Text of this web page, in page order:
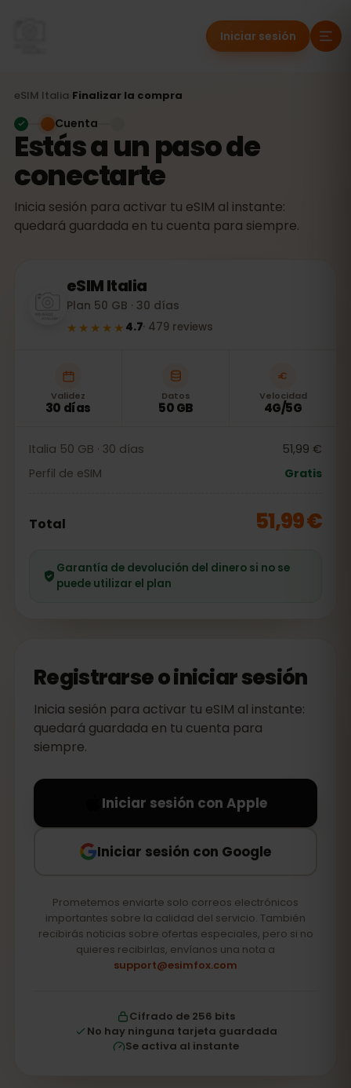
Iniciar sesión
eSIM Italia Finalizar la compra
Estás a un paso de
conectarte
Inicia sesión para activar tu eSIM al instante:
quedará guardada en tu cuenta para siempre.
Cuenta
eSIMItalia
Plan 50 GB · 30 días
★★★★★ 4.7· 479 reviews
Validez
30 días
Datos
50 GB
Velocidad
4G/5G
Italia 50 GB · 30 días
51,99 €
Perfil de eSIM
Gratis
Total 51,99 €
Garantía de devolución del dinero si no se
puede utilizar el plan
Registrarse o iniciar sesión
Inicia sesión para activar tu eSIM al instante:
quedará guardada en tu cuenta para
siempre.
Iniciar sesión con Apple
Iniciar sesión con Google
Prometemos enviarte solo correos electrónicos
importantes sobre la calidad del servicio. También
recibirás noticias sobre ofertas especiales, pero si no
quieres recibirlas, envíanos una nota a
support@esimfox.com
Cifrado de 256 bits
No hay ninguna tarjeta guardada
Se activa al instante